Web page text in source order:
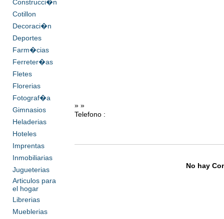
Construcci�n
Cotillon
Decoraci�n
Deportes
Farm�cias
Ferreter�as
Fletes
Florerias
Fotograf�a
Gimnasios
Heladerias
Hoteles
Imprentas
Inmobiliarias
Jugueterias
Articulos para
el hogar
Librerias
Mueblerias
» »
Telefono :
No hay